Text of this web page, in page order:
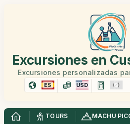
Excursiones en
Excursiones personalizadas
ES USD
TOURS MACHU